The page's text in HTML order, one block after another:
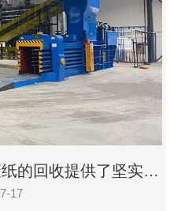
的回收提供了坚实的
17